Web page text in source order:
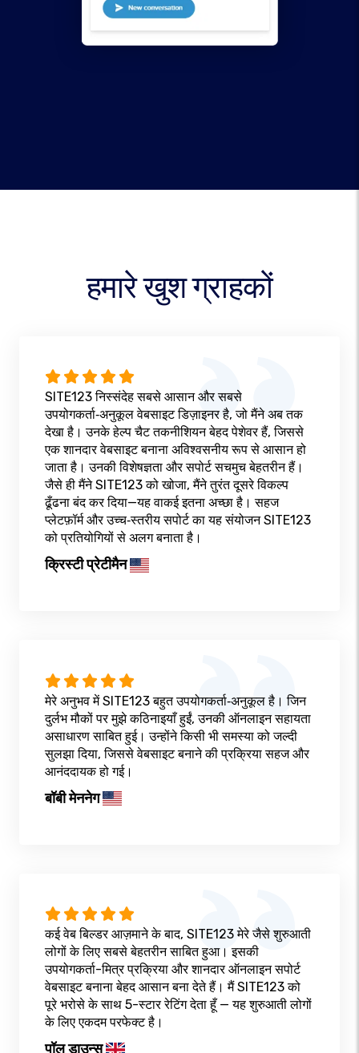
हमारे खुश ग्राहकों
SITE123 निस्संदेह सबसे आसान और सबसे
उपयोगकर्ता‑अनुकूल वेबसाइट डिज़ाइनर है, जो मैंने अब तक
देखा है। उनके हेल्प चैट तकनीशियन बेहद पेशेवर हैं, जिससे
एक शानदार वेबसाइट बनाना अविश्वसनीय रूप से आसान हो
जाता है। उनकी विशेषज्ञता और सपोर्ट सचमुच बेहतरीन हैं।
जैसे ही मैंने SITE123 को खोजा, मैंने तुरंत दूसरे विकल्प
ढूँढना बंद कर दिया—यह वाकई इतना अच्छा है। सहज
प्लेटफ़ॉर्म और उच्च‑स्तरीय सपोर्ट का यह संयोजन SITE123
को प्रतियोगियों से अलग बनाता है।
क्रिस्टी प्रेटीमैन
मेरे अनुभव में SITE123 बहुत उपयोगकर्ता‑अनुकूल है। जिन
दुर्लभ मौकों पर मुझे कठिनाइयाँ हुईं, उनकी ऑनलाइन सहायता
असाधारण साबित हुई। उन्होंने किसी भी समस्या को जल्दी
सुलझा दिया, जिससे वेबसाइट बनाने की प्रक्रिया सहज और
आनंददायक हो गई।
बॉबी मेननेग
कई वेब बिल्डर आज़माने के बाद, SITE123 मेरे जैसे शुरुआती
लोगों के लिए सबसे बेहतरीन साबित हुआ। इसकी
उपयोगकर्ता-मित्र प्रक्रिया और शानदार ऑनलाइन सपोर्ट
वेबसाइट बनाना बेहद आसान बना देते हैं। मैं SITE123 को
पूरे भरोसे के साथ 5-स्टार रेटिंग देता हूँ — यह शुरुआती लोगों
के लिए एकदम परफेक्ट है।
पॉल डाउन्स